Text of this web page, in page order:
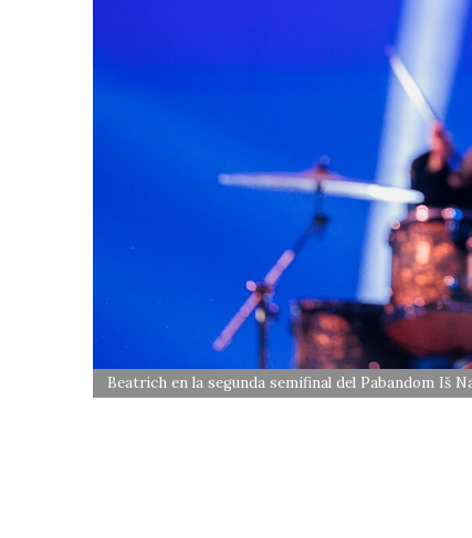
Beatrich en la segunda semifinal del Pabandom Iš